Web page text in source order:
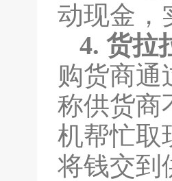
动现金，
4. 货拉
购货商通
称供货商
机帮忙取
将钱交到